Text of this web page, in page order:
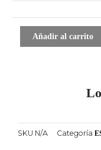
Añadir al carrito
SKU N/A Categoría